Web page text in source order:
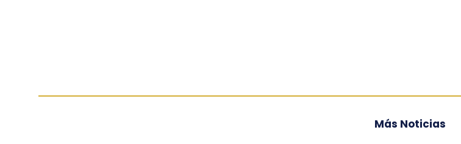
Más Noticias